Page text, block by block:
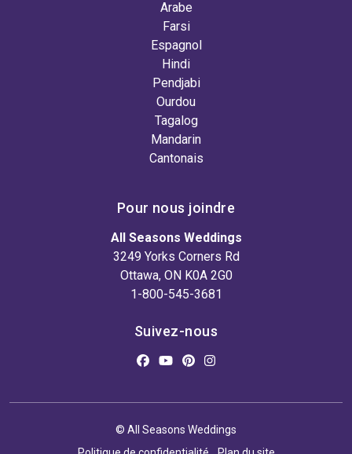
Arabe
Farsi
Espagnol
Hindi
Pendjabi
Ourdou
Tagalog
Mandarin
Cantonais
Pour nous joindre
All Seasons Weddings
3249 Yorks Corners Rd
Ottawa, ON K0A 2G0
1-800-545-3681
Suivez-nous
© All Seasons Weddings